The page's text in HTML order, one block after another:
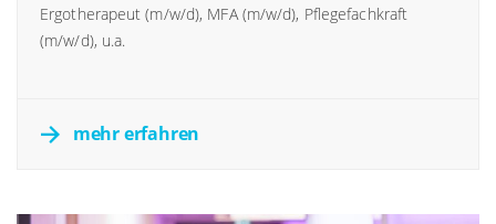
Ergotherapeut (m/w/d), MFA (m/w/d), Pflegefachkraft
(m/w/d), u.a.
mehr erfahren